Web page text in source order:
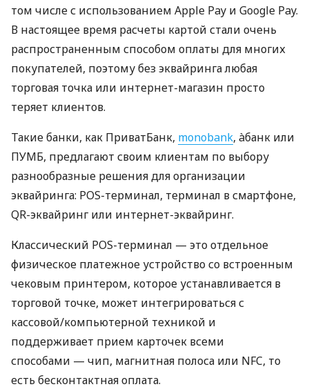
том числе с использованием Apple Pay и Google Pay.
В настоящее время расчеты картой стали очень
распространенным способом оплаты для многих
покупателей, поэтому без эквайринга любая
торговая точка или интернет-магазин просто
теряет клиентов.
Такие банки, как ПриватБанк, monobank, àбанк или
ПУМБ, предлагают своим клиентам по выбору
разнообразные решения для организации
эквайринга: POS-терминал, терминал в смартфоне,
QR-эквайринг или интернет-эквайринг.
Классический POS-терминал — это отдельное
физическое платежное устройство со встроенным
чековым принтером, которое устанавливается в
торговой точке, может интегрироваться с
кассовой/компьютерной техникой и
поддерживает прием карточек всеми
способами — чип, магнитная полоса или NFC, то
есть бесконтактная оплата.